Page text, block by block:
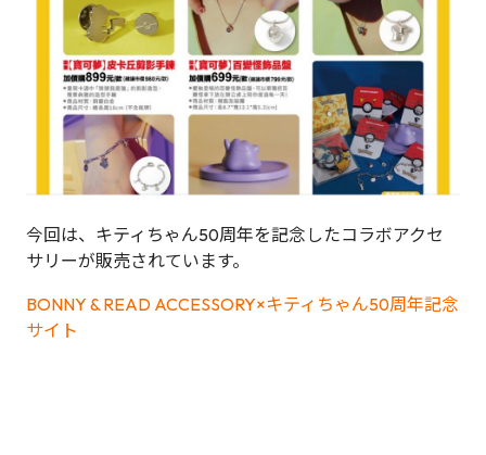
今回は、キティちゃん50周年を記念したコラボアクセ
サリーが販売されています。
BONNY & READ ACCESSORY×キティちゃん50周年記念
サイト